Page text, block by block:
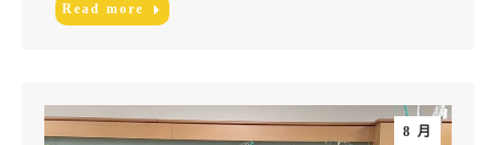
Read more
8 月